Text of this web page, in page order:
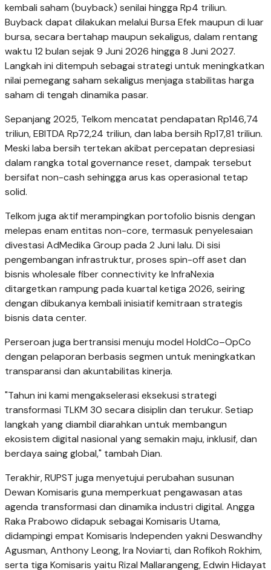
kembali saham (buyback) senilai hingga Rp4 triliun.
Buyback dapat dilakukan melalui Bursa Efek maupun di luar
bursa, secara bertahap maupun sekaligus, dalam rentang
waktu 12 bulan sejak 9 Juni 2026 hingga 8 Juni 2027.
Langkah ini ditempuh sebagai strategi untuk meningkatkan
nilai pemegang saham sekaligus menjaga stabilitas harga
saham di tengah dinamika pasar.
Sepanjang 2025, Telkom mencatat pendapatan Rp146,74
triliun, EBITDA Rp72,24 triliun, dan laba bersih Rp17,81 triliun.
Meski laba bersih tertekan akibat percepatan depresiasi
dalam rangka total governance reset, dampak tersebut
bersifat non-cash sehingga arus kas operasional tetap
solid.
Telkom juga aktif merampingkan portofolio bisnis dengan
melepas enam entitas non-core, termasuk penyelesaian
divestasi AdMedika Group pada 2 Juni lalu. Di sisi
pengembangan infrastruktur, proses spin-off aset dan
bisnis wholesale fiber connectivity ke InfraNexia
ditargetkan rampung pada kuartal ketiga 2026, seiring
dengan dibukanya kembali inisiatif kemitraan strategis
bisnis data center.
Perseroan juga bertransisi menuju model HoldCo–OpCo
dengan pelaporan berbasis segmen untuk meningkatkan
transparansi dan akuntabilitas kinerja.
"Tahun ini kami mengakselerasi eksekusi strategi
transformasi TLKM 30 secara disiplin dan terukur. Setiap
langkah yang diambil diarahkan untuk membangun
ekosistem digital nasional yang semakin maju, inklusif, dan
berdaya saing global," tambah Dian.
Terakhir, RUPST juga menyetujui perubahan susunan
Dewan Komisaris guna memperkuat pengawasan atas
agenda transformasi dan dinamika industri digital. Angga
Raka Prabowo didapuk sebagai Komisaris Utama,
didampingi empat Komisaris Independen yakni Deswandhy
Agusman, Anthony Leong, Ira Noviarti, dan Rofikoh Rokhim,
serta tiga Komisaris yaitu Rizal Mallarangeng, Edwin Hidayat